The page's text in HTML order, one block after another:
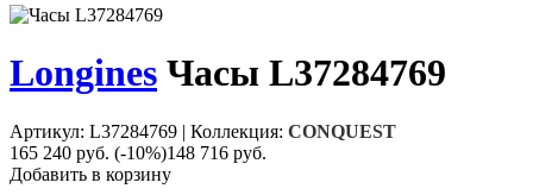
Longines Часы L37284769
Артикул: L37284769 | Коллекция: CONQUEST
165 240 руб. (-10%)148 716 руб.
Добавить в корзину